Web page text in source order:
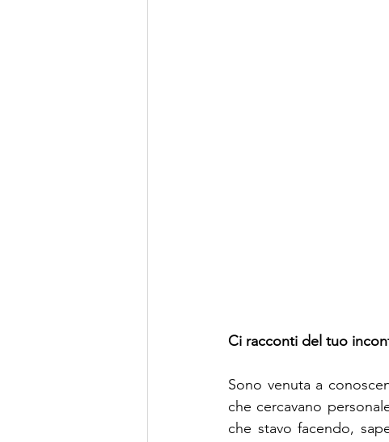
Ci racconti del tuo
Sono venuta a
che cercavano
che stavo facendo,